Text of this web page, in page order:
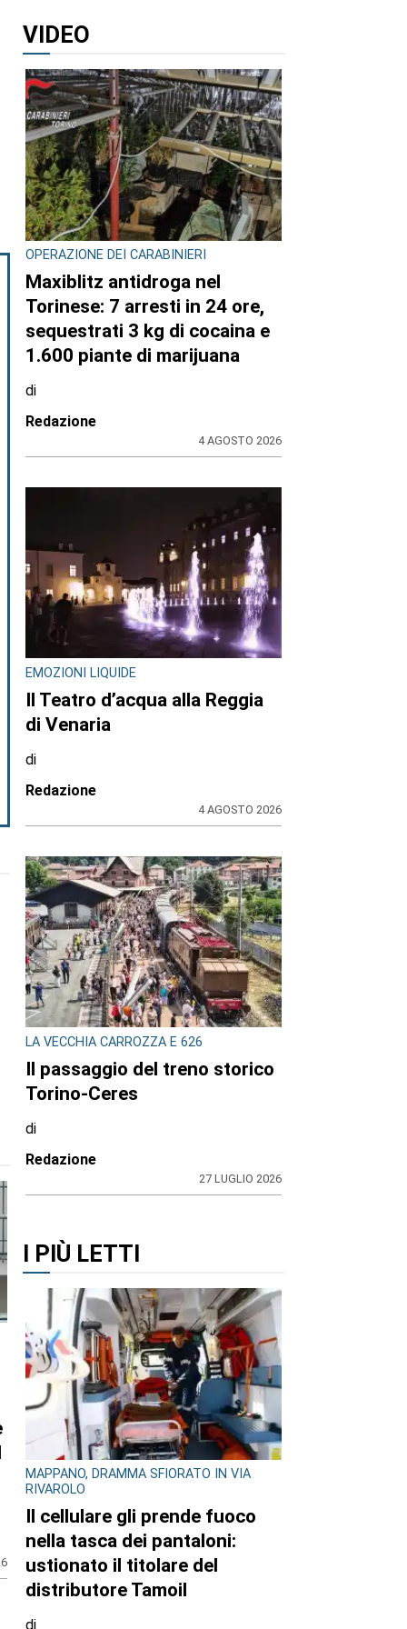
VIDEO
OPERAZIONE DEI CARABINIERI
Maxiblitz antidroga nel
Torinese: 7 arresti in 24 ore,
sequestrati 3 kg di cocaina e
1.600 piante di marijuana
di
Redazione
4 AGOSTO 2026
EMOZIONI LIQUIDE
Il Teatro d’acqua alla Reggia
di Venaria
di
Redazione
4 AGOSTO 2026
LA VECCHIA CARROZZA E 626
Il passaggio del treno storico
Torino-Ceres
di
Redazione
27 LUGLIO 2026
I PIÙ LETTI
MAPPANO, DRAMMA SFIORATO IN VIA
RIVAROLO
Il cellulare gli prende fuoco
nella tasca dei pantaloni:
ustionato il titolare del
distributore Tamoil
di